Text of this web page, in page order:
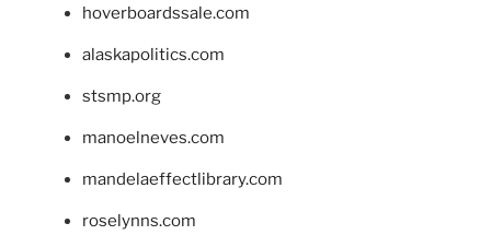
hoverboardssale.com
alaskapolitics.com
stsmp.org
manoelneves.com
mandelaeffectlibrary.com
roselynns.com